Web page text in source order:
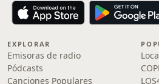
EXPLORAR
Emisoras de radio
Pódcasts
Canciones Populares